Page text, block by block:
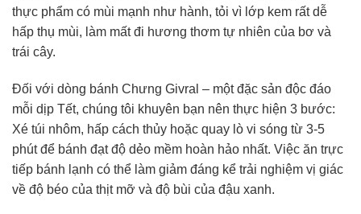
thực phẩm có mùi mạnh như hành, tỏi vì lớp kem rất dễ
hấp thụ mùi, làm mất đi hương thơm tự nhiên của bơ và
trái cây.
Đối với dòng bánh Chưng Givral – một đặc sản độc đáo
mỗi dịp Tết, chúng tôi khuyên bạn nên thực hiện 3 bước:
Xé túi nhôm, hấp cách thủy hoặc quay lò vi sóng từ 3-5
phút để bánh đạt độ dẻo mềm hoàn hảo nhất. Việc ăn trực
tiếp bánh lạnh có thể làm giảm đáng kể trải nghiệm vị giác
về độ béo của thịt mỡ và độ bùi của đậu xanh.